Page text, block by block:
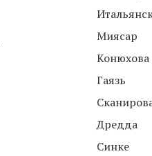
Миясар
Конюхова
Гаязь
Дредда
Синке